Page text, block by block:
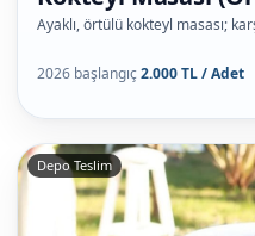
Ayaklı, örtülü kokteyl masası;
2026 başlangıç2.000 TL / Adet
Depo Teslim